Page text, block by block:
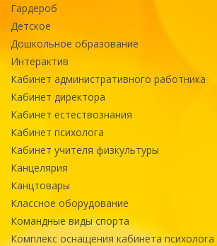
Гардероб
Детское
Дошкольное образование
Интерактив
Кабинет административного работника
Кабинет директора
Кабинет естествознания
Кабинет психолога
Кабинет учителя физкультуры
Канцелярия
Канцтовары
Классное оборудование
Командные виды спорта
Комплекс оснащения кабинета психолога